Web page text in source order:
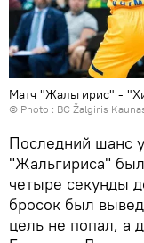
Матч "Жальгирис" -
© Photo : BC Žalgiris
Последний шанс
"Жальгириса"
четыре секунды
бросок был
цель не попал, а